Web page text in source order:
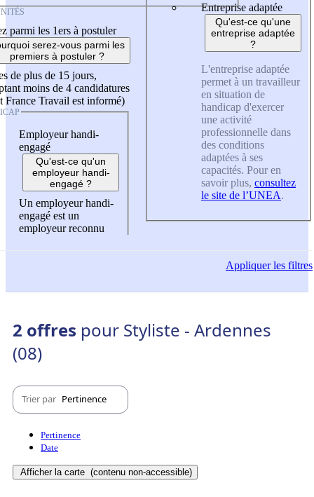
parmi les 1ers à postuler
serez-vous parmi les
premiers à postuler ?
de plus de 15 jours,
moins de 4 candidatures
France Travail est informé)
Employeur handi-
engagé
Qu'est-ce qu'un
employeur handi-
engagé ?
Un employeur handi-
engagé est un
employeur reconnu
Entreprise adaptée
Qu'est-ce qu'une
entreprise adaptée
?
L'entreprise adaptée
permet à un travailleur
en situation de
handicap d'exercer
une activité
professionnelle dans
des conditions
adaptées à ses
capacités. Pour en
savoir plus, consultez
le site de l’UNEA.
Appliquerles filtres
2 offres pour Styliste - Ardennes
(08)
Trier par Pertinence
Pertinence
Date
Afficher la carte (contenu non-accessible)